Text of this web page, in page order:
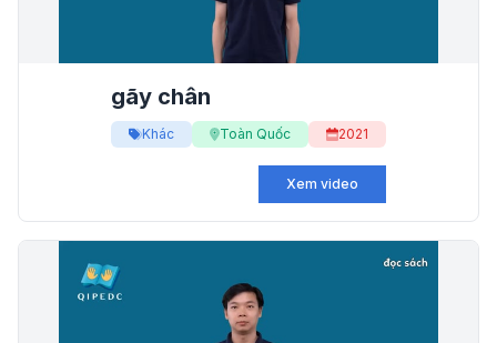
gãy chân
Khác Toàn Quốc 2021
Xem video